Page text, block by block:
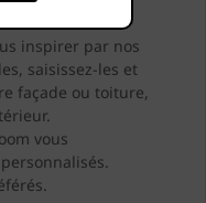
inspirer par nos
saisissez-les et
façade ou toiture,
vous